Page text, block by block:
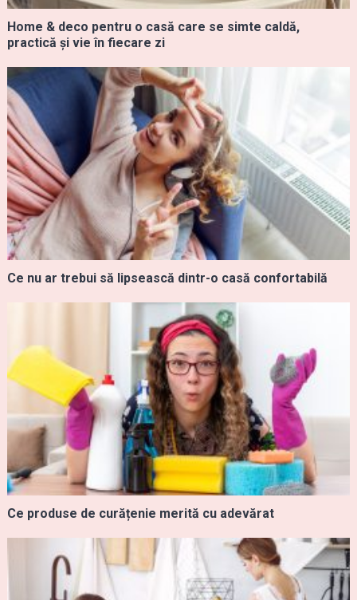
Home & deco pentru o casă care se simte caldă,
practică și vie în fiecare zi
Ce nu ar trebui să lipsească dintr-o casă confortabilă
Ce produse de curățenie merită cu adevărat